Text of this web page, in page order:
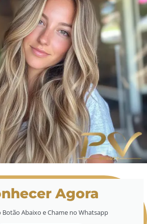
Agora
Botão Abaixo e Chame no Whatsapp